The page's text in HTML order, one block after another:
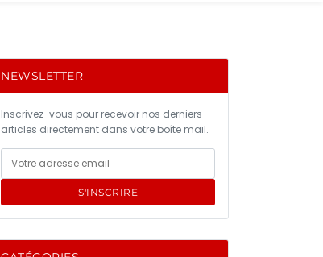
NEWSLETTER
Inscrivez-vous pour recevoir nos derniers
articles directement dans votre boîte mail.
S'INSCRIRE